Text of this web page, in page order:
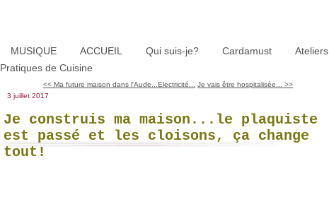
MUSIQUE ACCUEIL Qui suis-je? Cardamust
Ateliers
Pratiques de Cuisine
<< Ma future maison dans l'Aude...Electricité...
Je vais être hospitalisée... >>
3 juillet 2017
Je construis ma maison...le plaquiste
est passé et les cloisons, ça change
tout!